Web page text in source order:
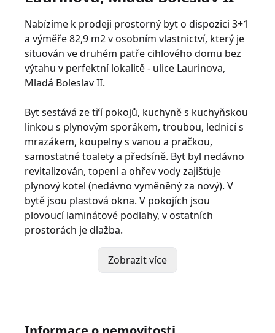
Nabízíme k prodeji prostorný byt o dispozici 3+1
a výměře 82,9 m2 v osobním vlastnictví, který je
situován ve druhém patře cihlového domu bez
výtahu v perfektní lokalitě - ulice Laurinova,
Mladá Boleslav II.
Byt sestává ze tří pokojů, kuchyně s kuchyňskou
linkou s plynovým sporákem, troubou, lednicí s
mrazákem, koupelny s vanou a pračkou,
samostatné toalety a předsíně. Byt byl nedávno
revitalizován, topení a ohřev vody zajišťuje
plynový kotel (nedávno vyměněný za nový). V
bytě jsou plastová okna. V pokojích jsou
plovoucí laminátové podlahy, v ostatních
prostorách je dlažba.
K této bytové jednotce náleží jedno vyhrazené
parkovací stání ve dvoře. V současné době je
Zobrazit více